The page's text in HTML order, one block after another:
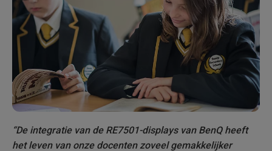
“De integratie van de RE7501-displays van BenQ heeft
het leven van onze docenten zoveel gemakkelijker